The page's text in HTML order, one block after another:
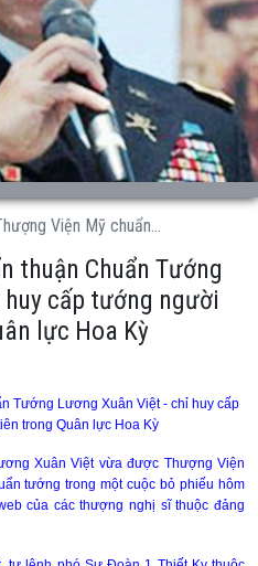
Viện Mỹ chuẩn...
thuận Chuẩn Tướng
cấp tướng người
lực Hoa Kỳ
Tướng Lương Xuân Việt - chỉ huy cấp
trong Quân lực Hoa Kỳ
Xuân Việt vừa được Thượng Viện
tướng trong một cuộc bỏ phiếu hôm
của các thượng nghị sĩ thuộc đảng